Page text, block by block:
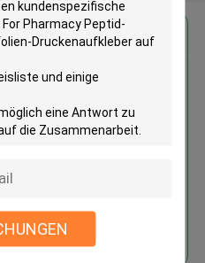
besten Preis für
kundenspezifische
Labels Stickers For
Peptid-
auf einer Rolle